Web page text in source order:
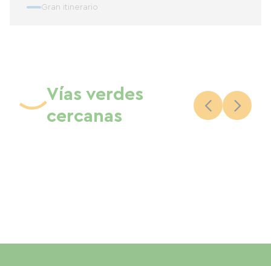
Gran itinerario
Vías verdes
cercanas